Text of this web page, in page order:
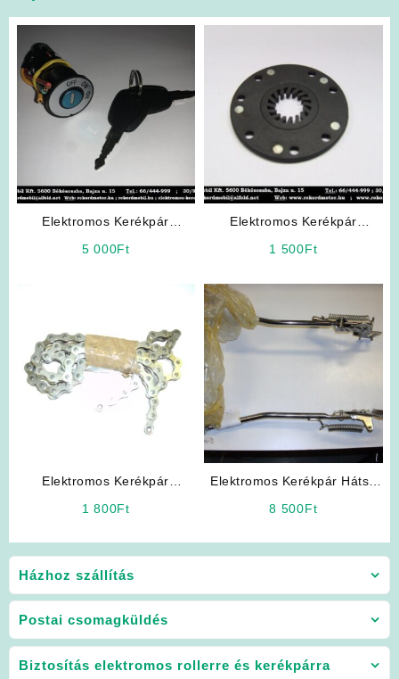
Házhoz szállítás
Postai csomagküldés
Biztosítás elektromos rollerre és kerékpárra
Elektromos Kerékpár
5 000Ft
Elektromos Kerékpár
1 500Ft
Elektromos Kerékpár
1 800Ft
Elektromos Kerékpár Hátsó
8 500Ft